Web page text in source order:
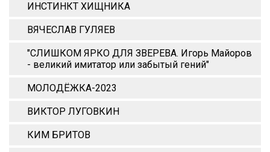
ИНСТИНКТ ХИЩНИКА
ВЯЧЕСЛАВ ГУЛЯЕВ
"СЛИШКОМ ЯРКО ДЛЯ ЗВЕРЕВА. Игорь Майоров
- великий имитатор или забытый гений"
МОЛОДЁЖКА-2023
ВИКТОР ЛУГОВКИН
КИМ БРИТОВ